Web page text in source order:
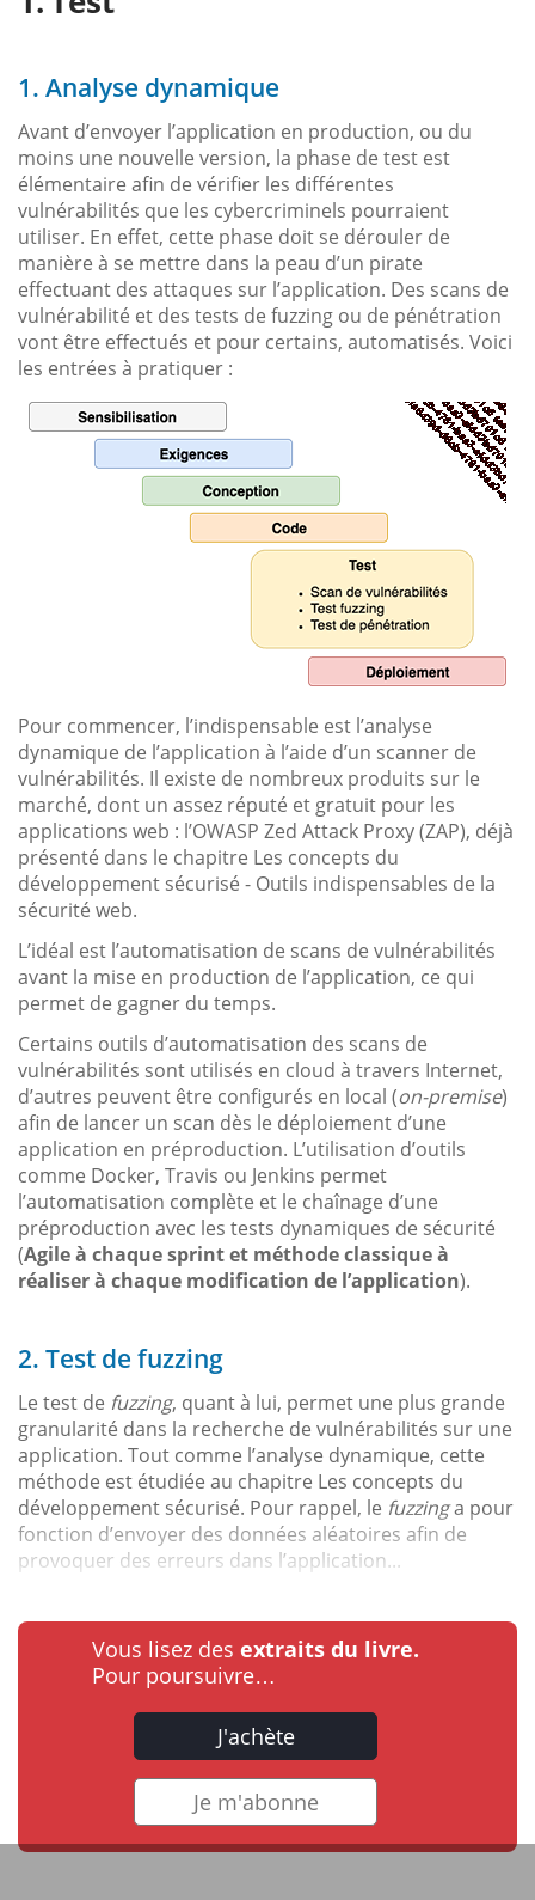
1. Analyse dynamique
Avant d’envoyer l’application en production, ou du
moins une nouvelle version, la phase de test est
élémentaire afin de vérifier les différentes
vulnérabilités que les cybercriminels pourraient
utiliser. En effet, cette phase doit se dérouler de
manière à se mettre dans la peau d’un pirate
effectuant des attaques sur l’application. Des scans de
vulnérabilité et des tests de fuzzing ou de pénétration
vont être effectués et pour certains, automatisés. Voici
les entrées à pratiquer :
Pour commencer, l’indispensable est l’analyse
dynamique de l’application à l’aide d’un scanner de
vulnérabilités. Il existe de nombreux produits sur le
marché, dont un assez réputé et gratuit pour les
applications web : l’OWASP Zed Attack Proxy (ZAP), déjà
présenté dans le chapitre Les concepts du
développement sécurisé - Outils indispensables de la
sécurité web.
L’idéal est l’automatisation de scans de vulnérabilités
avant la mise en production de l’application, ce qui
permet de gagner du temps.
Certains outils d’automatisation des scans de
vulnérabilités sont utilisés en cloud à travers Internet,
d’autres peuvent être configurés en local (on-premise)
afin de lancer un scan dès le déploiement d’une
application en préproduction. L’utilisation d’outils
comme Docker, Travis ou Jenkins permet
l’automatisation complète et le chaînage d’une
préproduction avec les tests dynamiques de sécurité
(Agile à chaque sprint et méthode classique à
réaliser à chaque modification de l’application).
2. Test de fuzzing
Le test de fuzzing, quant à lui, permet une plus grande
granularité dans la recherche de vulnérabilités sur une
application. Tout comme l’analyse dynamique, cette
méthode est étudiée au chapitre Les concepts du
développement sécurisé. Pour rappel, le fuzzinga pour
fonction d’envoyer des données aléatoires afin de
provoquer des erreurs dans l’application...
Vous lisez des extraits du livre.
Pour poursuivre…
J'achète
Je m'abonne